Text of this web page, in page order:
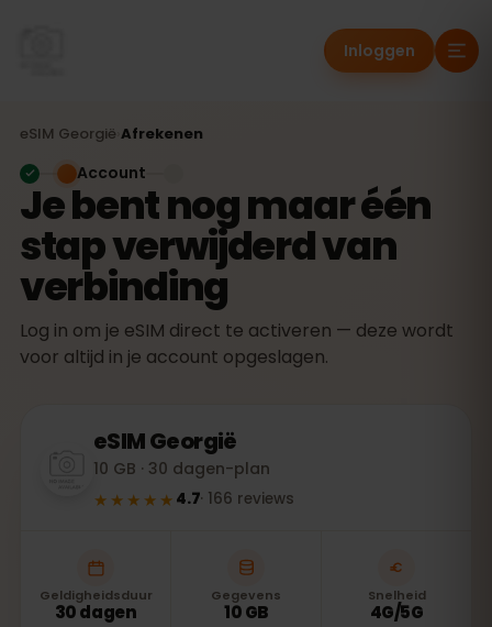
Inloggen
eSIM Georgië Afrekenen
Je bent nog maar één
stap verwijderd van
verbinding
Log in om je eSIM direct te activeren — deze wordt
voor altijd in je account opgeslagen.
Account
eSIMGeorgië
10 GB · 30 dagen-plan
★★★★★ 4.7· 166 reviews
Geldigheidsduur
30 dagen
Gegevens
10 GB
Snelheid
4G/5G